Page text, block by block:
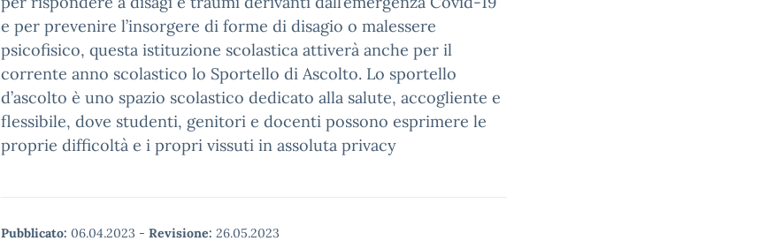
e per prevenire l’insorgere di forme di disagio o malessere
psicofisico, questa istituzione scolastica attiverà anche per il
corrente anno scolastico lo Sportello di Ascolto. Lo sportello
d’ascolto è uno spazio scolastico dedicato alla salute, accogliente e
flessibile, dove studenti, genitori e docenti possono esprimere le
proprie difficoltà e i propri vissuti in assoluta privacy
Pubblicato: 06.04.2023 - Revisione: 26.05.2023